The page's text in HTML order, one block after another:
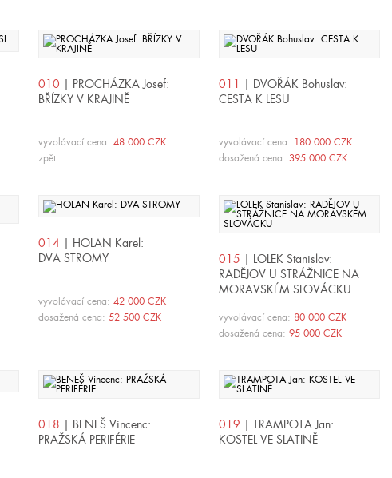
010 | PROCHÁZKA Josef:
BŘÍZKY V KRAJINĚ
vyvolávací cena: 48 000 CZK
zpět
011 | DVOŘÁK Bohuslav:
CESTA K LESU
vyvolávací cena: 180 000 CZK
dosažená cena: 395 000 CZK
014 | HOLAN Karel:
DVA STROMY
vyvolávací cena: 42 000 CZK
dosažená cena: 52 500 CZK
015 | LOLEK Stanislav:
RADĚJOV U STRÁŽNICE NA
MORAVSKÉM SLOVÁCKU
vyvolávací cena: 80 000 CZK
dosažená cena: 95 000 CZK
018 | BENEŠ Vincenc:
PRAŽSKÁ PERIFÉRIE
019 | TRAMPOTA Jan:
KOSTEL VE SLATINĚ